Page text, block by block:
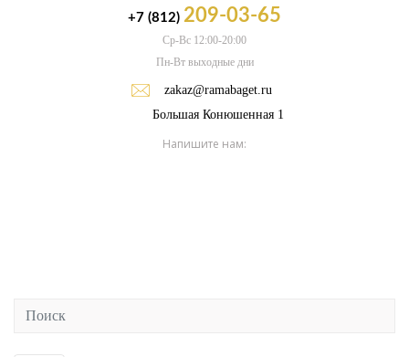
+7 (812) 209-03-65
Ср-Вс 12:00-20:00
Пн-Вт выходные дни
zakaz@ramabaget.ru
Большая Конюшенная 1
Напишите нам: